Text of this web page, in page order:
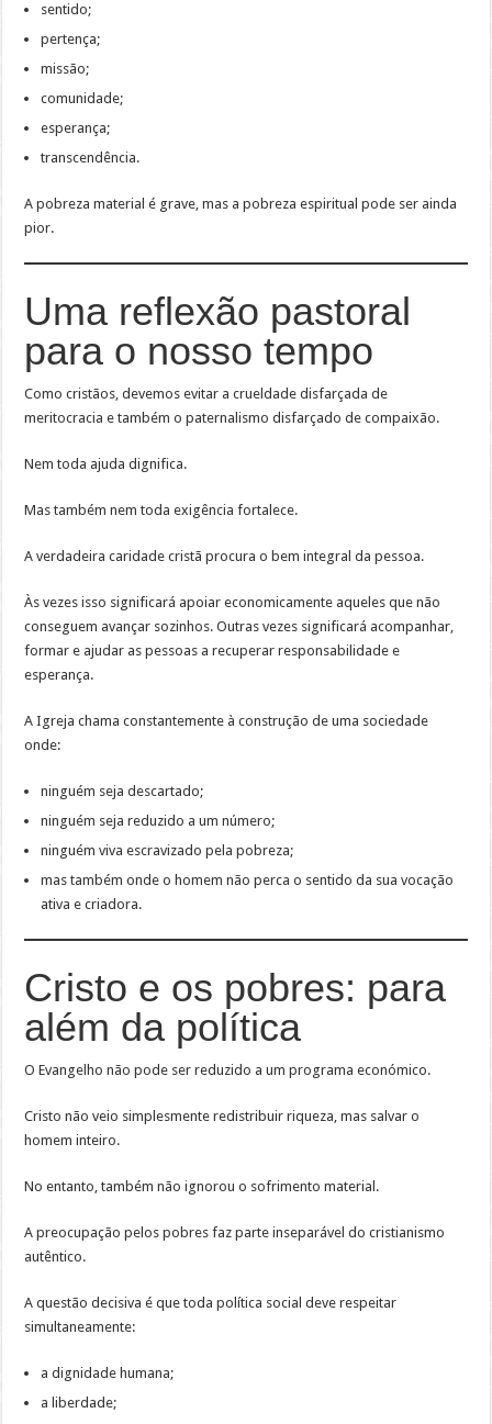
sentido;
pertença;
missão;
comunidade;
esperança;
transcendência.
A pobreza material é grave, mas a pobreza espiritual pode ser ainda
pior.
Uma reflexão pastoral
para o nosso tempo
Como cristãos, devemos evitar a crueldade disfarçada de
meritocracia e também o paternalismo disfarçado de compaixão.
Nem toda ajuda dignifica.
Mas também nem toda exigência fortalece.
A verdadeira caridade cristã procura o bem integral da pessoa.
Às vezes isso significará apoiar economicamente aqueles que não
conseguem avançar sozinhos. Outras vezes significará acompanhar,
formar e ajudar as pessoas a recuperar responsabilidade e
esperança.
A Igreja chama constantemente à construção de uma sociedade
onde:
ninguém seja descartado;
ninguém seja reduzido a um número;
ninguém viva escravizado pela pobreza;
mas também onde o homem não perca o sentido da sua vocação
ativa e criadora.
Cristo e os pobres: para
além da política
O Evangelho não pode ser reduzido a um programa económico.
Cristo não veio simplesmente redistribuir riqueza, mas salvar o
homem inteiro.
No entanto, também não ignorou o sofrimento material.
A preocupação pelos pobres faz parte inseparável do cristianismo
autêntico.
A questão decisiva é que toda política social deve respeitar
simultaneamente:
a dignidade humana;
a liberdade;